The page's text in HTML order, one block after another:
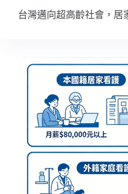
台灣邁向超高齡社會，